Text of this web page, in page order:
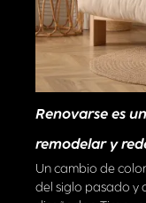
Renovarse es
remodelar y
Un cambio de
del siglo pasado y